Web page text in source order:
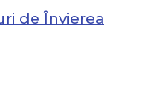
de Învierea